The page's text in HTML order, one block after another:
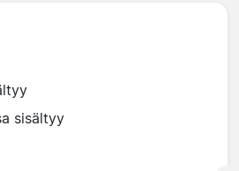
sisältyy